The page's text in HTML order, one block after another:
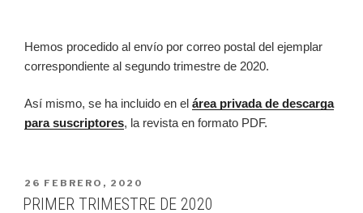
Hemos procedido al envío por correo postal del ejemplar
correspondiente al segundo trimestre de 2020.
Así mismo, se ha incluido en el área privada de descarga
para suscriptores, la revista en formato PDF.
PUBLICADO
EN
26 FEBRERO, 2020
PRIMER TRIMESTRE DE 2020